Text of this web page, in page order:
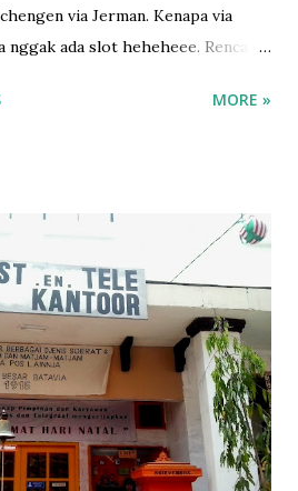
via Jerman. Kenapa via
nggak ada slot heheheee. Rencana
pendek banget, dan dia pengen
jadi gw udah "tau" harus submit apa
yang menikah dengan warga EU,
buku tabungan (yg
yang EU yg ditampilkan), dll.
diminta surat kerja lah, kalau
bukti kerjaan juga. Gw rasa ribet
kerjanya, jadi ya udah gw tulis ibu
harus bikin surat pernyataan
hidup gw kala...
MORE »